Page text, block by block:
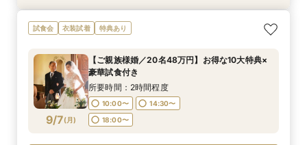
9/6( 日)
【ご家族婚／10名38万円】お得な10大特典×豪
華試食付き
10:00〜
18:00〜
フェアを予約
9/6( 日)
【フォト婚／衣裳込13万円】お得な10大特典×豪
華試食付きも
10:00〜
18:00〜
フェアを予約
9/6( 日)
【パパママ婚／10名38万円】お得な10大特典×
豪華試食付き
10:00〜
18:00〜
フェアを予約
9/6( 日)
【お得な宿泊プレゼントプラン】10大特典×少人
数×試食付き
10:00〜
18:00〜
フェアを予約
9/6( 日)
【会費婚／50名様40万円／2部制も可】お得な
特典×試食付き
10:00〜
18:00〜
フェアを予約
9/6( 日)
【和婚＆神社婚／20名48万円】お得な10大特典
×豪華試食
10:00〜
18:00〜
フェアを予約
9/6( 日)
【五社神社婚／100万相当がお得に】10大特典×
豪華試食
10:00〜
18:00〜
フェアを予約
9/6( 日)
【コスパ婚／30名様100万円OFF】10大特典＆豪
華試食
10:00〜
18:00〜
フェアを予約
9/6( 日)
【挙式＋写真婚／25万円から】お得な10大特典×
豪華試食付き
10:00〜
18:00〜
フェアを予約
9/6( 日)
【オンライン相談OK！】ご自宅で完結相談×10
大特典
18:00〜
フェアを予約
9/6( 日)
【先着３組×日曜限定！】Amazon1万円×豪華３
万円試食付
10:00〜
19:00〜
フェアを予約
試食会 衣装試着 特典あり
9/7(月)
【ご親族様婚／20名48万円】お得な10大特典×
豪華試食付き
所要時間：2時間程度
10:00〜
14:30〜
18:00〜